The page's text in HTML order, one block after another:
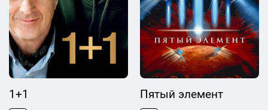
1+1 Пятый элемент